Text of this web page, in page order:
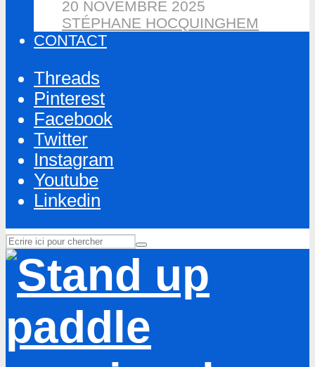
20 NOVEMBRE 2025
STÉPHANE HOCQUINGHEM
CONTACT
Threads
Pinterest
Facebook
Twitter
Instagram
Youtube
Linkedin